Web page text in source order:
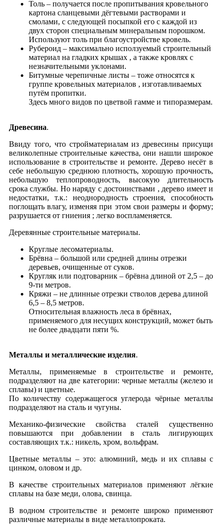
Толь – получается после пропитывания кровельного
картона сланцевыми дёгтевыми растворами и
смолами, с следующей посыпкой его с каждой из
двух сторон специальным минеральным порошком.
Используют толь при благоустройстве кровель.
Рубероид – максимально исползуемый строительный
материал на гладких крышах , а также кровлях с
незначительными уклонами.
Битумные черепичные листы – тоже относятся к
группе кровельных материалов , изготавливаемых
путём пропитки.
Здесь много видов по цветвой гамме и типоразмерам.
Древесина.
Ввиду того, что стройматериалам из древесины присущи
великолепные строительные качества, они нашли широкое
использование в строительстве и ремонте. Дерево несёт в
себе небольшую среднюю плотность, хорошую прочность,
небольшую теплопроводность, высокую длительность
срока службы. Но наряду с достоинствами , дерево имеет и
недостатки, т.к.: неоднородность строения, способность
поглощать влагу, изменяя при этом свои размеры и форму;
разрушается от гниения ; легко воспламеняется.
Деревянные строительные материалы.
Круглые лесоматериалы.
Брёвна – большой или средней длины отрезки
деревьев, очищенные от суков.
Кругляк или подтоварник – брёвна длиной от 2,5 – до
9-ти метров.
Кряжи – не длинные отрезки cтволов дерева длиной
6,5 – 8,5 метров.
Относительная влажность леса в брёвнах,
применяемого для несущих конструкций, может быть
не более двадцати пяти %.
Металлы и металлические изделия.
Металлы, применяемые в строительстве и ремонте,
подразделяют на две категории: черные металлы (железо и
сплавы) и цветные.
По количеству содержащегося углерода чёрные металлы
подразделяют на сталь и чугуны.
Механико-физические свойства сталей существенно
повышаются при добавлении в сталь лигирующих
составляющих т.к.: никель, хром, вольфрам.
Цветные металлы – это: алюминий, медь и их сплавы с
цинком, оловом и др.
В качестве строительных материалов применяют лёгкие
сплавы на базе меди, олова, свинца.
В водном строительстве и ремонте широко применяют
различные материалы в виде металлопроката.